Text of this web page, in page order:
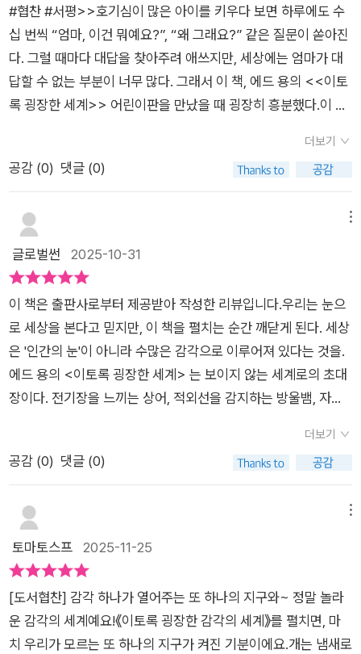
외에도 고유 감각과 평형 감각까지 감각의 세계는 그야말로 무한
하다. 이 책은 먼저 냄새와 맛이라는 화학적 감각을 탐구하고, 시
각과 색각을 거쳐 통증과 열에 대한 감각으로 넘어 간다. 기계적
감각인 촉각, 진동, 청각, 반향정위도 탐구하고, 마지막으로 인간
이 감지할 수 없는 전기장과 자기장을 탐지하는 동물들의 이상한
각의 원리'가 인상적이었다. 왜냐하면 색깔이란 우리의 마음으 만
들어 내는 것이기 때문이다. 예를 들어 풀잎의 초록색에 대한 감
각을 생성하는 것은 우리의 광수용체, 뉴런, 뇌이다. 그러니 사실
색은 보는 사람의 눈과 뇌에 존재하는 셈이다. 그리고 많은 동물
들은 색깔을 전혀 보지 못한다고 한다. 그들에게 세상은 검은색,
흰색, 또는 회색 음영으로만 보인다. 그럼에도 많은 동물들은 세
으니, 신기할 따름이다. 우리가 '특정 동물로 산다는 게 무엇인
지'를 진정으로 이해할 수 있는 유일한 방법은 그 동물에 대해 가
능한 한 많이 배우는 것입니다. 우리는 그 동물의 모든 감각, 신경
계, 욕구, 환경, 과거, 현재에 대해 알아야 합니다. 이것이 얼마나
어려운 일인지, 그리고 함부로 추측했다가 틀리기가 얼마나 쉬운
지도 인식해야 합니다. 그럼에도 우리는 '다른 동물 세계의 경
험'을 배움으로써 '우리 세계에 대한 이해'가 넓어질 것이라는 사
럴 시간이 얼마 남지 않았다는 것을 알고 서둘러 행동해야 합니
다. p.264전통적인 오감 중에서 청각과 촉각이 가장 밀
접하게 관련되어 있다는 사실도 놀라웠다. 촉각은 표면과 관련 있
는 데 반해, 청각은 소리를 다루는 것이니 말이다. 에드 용은 이에
대해 올빼미와 발울뱀, 그리고 캥거루쥐의 사례를 보여주며 설명
해준다. 모든 생물들은 소리와 연결되어 있고, 동물의 청각도 필
요에 맞게 조율되어 있지만, 어떤 동물들은 아예 들을 필요가 없
는 생물에 대해 더 많이 알기 위해 그 생물에게 해를 끼쳐야 하는
딜레마에 빠지게 된다. 물고기를 비롯한 여러 수생물의 예로 살펴
본 통각에 대한 정보는 '어떻게 고통을 느끼는가?'에 대한 고민과
'그 고통을 어떻게 비켜가도록 할 것인가?'에 대한 고민을 함께 남
겨주었다.다큐멘터리 '나의 문어 선생님'을 인상 깊게, 흥미롭게
봤는데이 책에 실린 문어 이야기도 못지 않게 흥미로웠다. 책의
곳곳에 갖은 동물에 대한 정보와 평소 생각지 못했던 주제를 파헤
면 무척 뜻깊은 시간이 될 듯 하다.마지막에는 '알아두면 좋을 생
명 과학 용어'가 담겨 있어 책의 마무리까지 무척 알차게 채워져
있다. 이해를 돕는 삽화들이 색감도 좋고 예뻐서 어린 친구들이
접하기에도 거부감이 적을 듯 하고미래의 과학 꿈나무들에게도
좋은 선물이 될 것 같다.오랜만에 자신있게 나가는 '뚱이추천!'자
연 과학에 흥미있는 어린이조카 선물을 고민하는 삼촌 고모 이모
책 읽는 재미를 갖게 해주고 싶은 부모님들도 함께 보시면 좋겠다
^^어크로스 주니어 출판사로부터 도서를 제공받아 작성한 주관
적인 리뷰입니다. 좋은 책 감사합니다🫶
#협찬 #서평>>호기심이 많은 아이를 키우다 보면 하루에도 수
십 번씩 “엄마, 이건 뭐예요?”, “왜 그래요?” 같은 질문이 쏟아진
다. 그럴 때마다 대답을 찾아주려 애쓰지만, 세상에는 엄마가 대
답할 수 없는 부분이 너무 많다. 그래서 이 책, 에드 용의 <<이토
록 굉장한 세계>> 어린이판을 만났을 때 굉장히 흥분했다.이 책
눈높이에 맞춰 각색한 과학 도서다. ‘동물은 인간과 어떻게 다르
게 세상을 느낄까?’라는 질문에서 시작해, 우리가 알지 못했던 신
감각이 차례로 등장한다. 냄새와 맛, 빛, 색깔, 통증, 열, 촉감과 흐
름, 표면 진동, 소리, 메아리, 전기장과 자기장, 감각의 통합으로
나누어 다양한 동물의 감각 기관을 소개한다.상어와 오리너구리
래는 인간이 들을 수 없는 낮은 소리를 듣고, 벌과 새는 우리가 보
지 못하는 자외선을 본다. 책을 읽다 보면, 인간의 감각이 얼마나
한정적인지 그리고 세상엔 얼마나 다양한 방식의 ‘느낌’이 존재하
는지 새삼 깨닫게 된다.실제 사진처럼 생생한 삽화 덕분에 낯선
동물들의 감각 세계가 머릿속에 쉽게 그려졌다. 아이뿐 아니라 과
학책을 어려워하는 어른에게도 흥미롭게 다가올 만큼 친절한 구
성이다. “모든 동물은 자신이 사는 곳에 알맞은 감각을 가지고 있
으로 동물을 판단하고, 우리가 불편하면 동물도 불편할 거라고 생
각한다.하지만 이 책은 그런 생각의 틀을 깨뜨렸다. ‘인간 중심적
인 시각’을 내려놓고 자연 전체를 바라보는 시야가 필요함을 일깨
운다.동물을 이해한다는 것은 단지 생태를 배우는 일이 아니라,
나와 다른 존재를 인정하고 받아들이는 일이라는 걸 깨달았다. 평
화로운 공존을 위한 첫걸음이 아닐까!!!'엄마, 동물들은 우리랑 다
르게 느끼고 본다는 게 신기해요.'아이의 이 한마디가 이 책의 가
더보기
공감 (0) 댓글 (0)
글로벌썬 2025-10-31
이 책은 출판사로부터 제공받아 작성한 리뷰입니다.우리는 눈으
로 세상을 본다고 믿지만, 이 책을 펼치는 순간 깨닫게 된다. 세상
은 '인간의 눈'이 아니라 수많은 감각으로 이루어져 있다는 것을.
에드 용의 <이토록 굉장한 세계> 는 보이지 않는 세계로의 초대
장이다. 전기장을 느끼는 상어, 적외선을 감지하는 방울뱀, 자기
재들의 감각'이 펼쳐진다.이 책을 덮을 때쯤, 나는 내 주변의 모든
소리에 귀를 기울였다.바람이 스치는 소리, 전등의 미세한 진동,
세계'가 숨어 있다는 사실을, 나는 이제야 조금 이해했다.한줄평
세상을 이해한다는 것은 내 감각의 한계를 인정하는 일. <이토록
굉장한 세계> 는 눈이 아니라 마음으로 보는 법을 가르쳐준다.
더보기
공감 (0) 댓글 (0)
토마토스프 2025-11-25
[도서협찬] 감각 하나가 열어주는 또 하나의 지구와~ 정말 놀라
운 감각의 세계예요!《이토록 굉장한 감각의 세계》를 펼치면, 마
치 우리가 모르는 또 하나의 지구가 켜진 기분이에요.개는 냄새로